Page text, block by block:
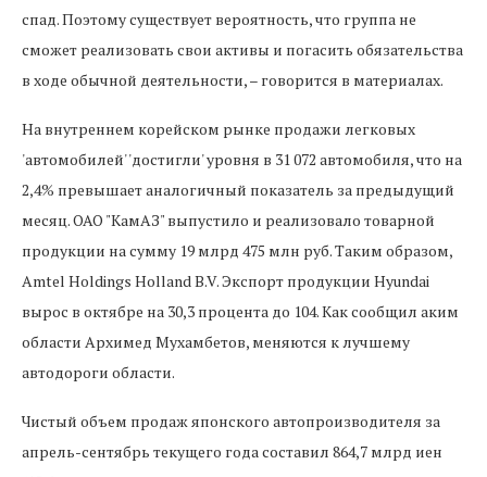
спад. Поэтому существует вероятность, что группа не
сможет реализовать свои активы и погасить обязательства
в ходе обычной деятельности, – говорится в материалах.
На внутреннем корейском рынке продажи легковых
'автомобилей' 'достигли' уровня в 31 072 автомобиля, что на
2,4% превышает аналогичный показатель за предыдущий
месяц. ОАО "КамАЗ" выпустило и реализовало товарной
продукции на сумму 19 млрд 475 млн руб. Таким образом,
Amtel Holdings Holland B.V. Экспорт продукции Hyundai
вырос в октябре на 30,3 процента до 104. Как сообщил аким
области Архимед Мухамбетов, меняются к лучшему
автодороги области.
Чистый объем продаж японского автопроизводителя за
апрель-сентябрь текущего года составил 864,7 млрд иен